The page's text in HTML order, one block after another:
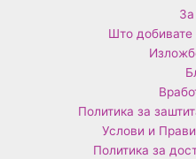
Што добивате
Политика за
Услови и
Политика за